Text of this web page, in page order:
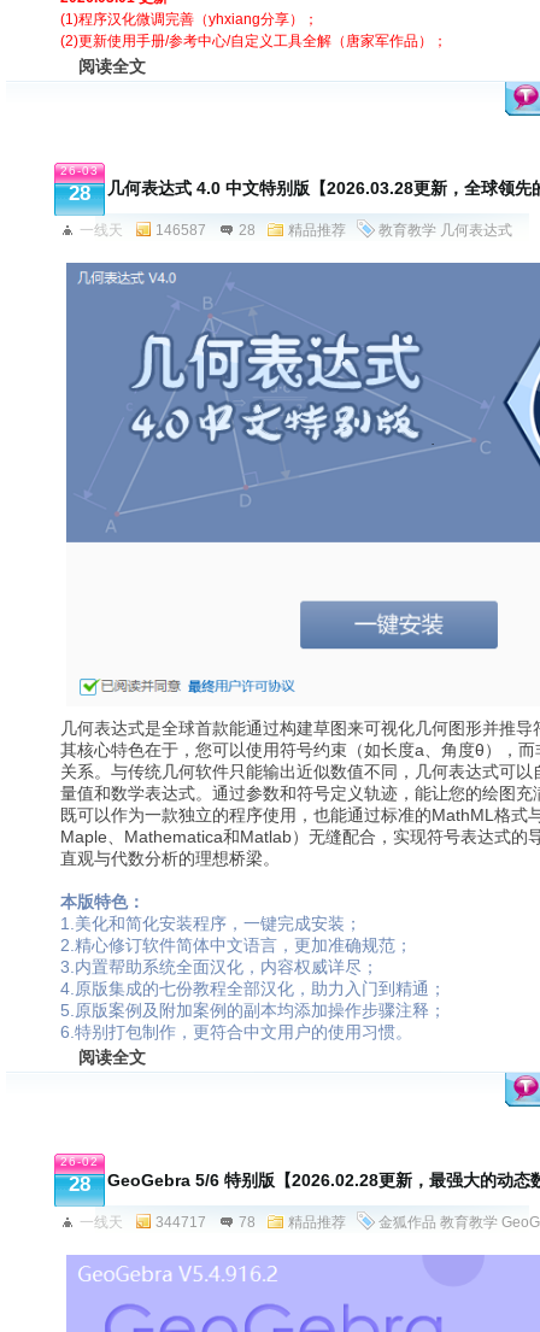
(1)程序汉化微调完善（yhxiang分享）；
(2)更新使用手册/参考中心/自定义工具全解（唐家军作品）
；
阅读全文
26-03
28 几何表达式 4.0 中文特别版【2026.03.28更新，全球领先
一线天 146587 28 精品推荐 教育教学 几何表达式
几何表达式是全球首款能通过构建草图来可视化几何图形并推
其核心特色在于，您可以使用符号约束（如长度a、角度θ），
关系。与传统几何软件只能输出近似数值不同，几何表达式可
量值和数学表达式。通过参数和符号定义轨迹，能让您的绘图
既可以作为一款独立的程序使用，也能通过标准的MathML格式
Maple、Mathematica和Matlab）无缝配合，实现符号表达式的
直观与代数分析的理想桥梁。
本版特色：
1.美化和简化安装程序，一键完成安装；
2.精心修订软件简体中文语言，更加准确规范；
3.内置帮助系统全面汉化，内容权威详尽；
4.原版集成的七份教程全部汉化，助力入门到精通；
5.原版案例及附加案例的副本均添加操作步骤注释；
6.特别打包制作，更符合中文用户的使用习惯。
阅读全文
26-02
28 GeoGebra 5/6 特别版【2026.02.28更新，最强大的动态
一线天 344717 78 精品推荐 金狐作品 教育教学